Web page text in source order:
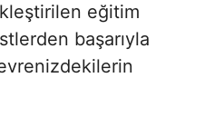
eğitim
başarıyla